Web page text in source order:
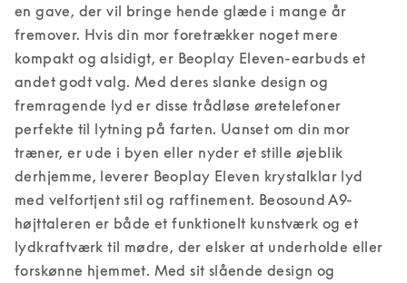
en gave, der vil bringe hende glæde i mange år
fremover. Hvis din mor foretrækker noget mere
kompakt og alsidigt, er Beoplay Eleven-earbuds et
andet godt valg. Med deres slanke design og
fremragende lyd er disse trådløse øretelefoner
perfekte til lytning på farten. Uanset om din mor
træner, er ude i byen eller nyder et stille øjeblik
derhjemme, leverer Beoplay Eleven krystalklar lyd
med velfortjent stil og raffinement. Beosound A9-
højttaleren er både et funktionelt kunstværk og et
lydkraftværk til mødre, der elsker at underholde eller
forskønne hjemmet. Med sit slående design og